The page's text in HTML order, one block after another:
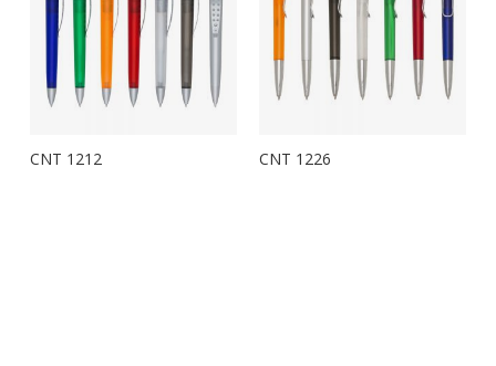
CNT 1212 CNT 1226